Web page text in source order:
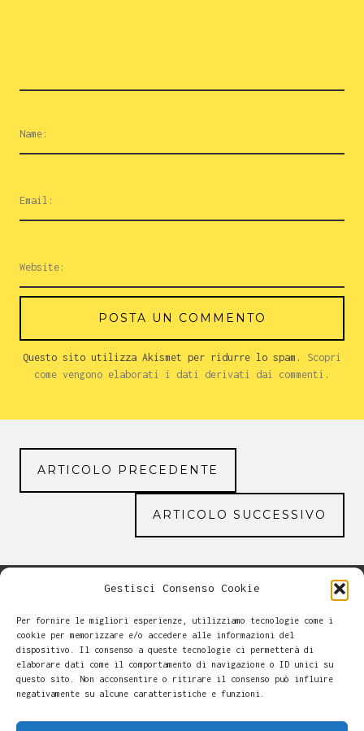
Gestisci Consenso Cookie
Per fornire le migliori esperienze, utilizziamo tecnologie come i
cookie per memorizzare e/o accedere alle informazioni del
dispositivo. Il consenso a queste tecnologie ci permetterà di
elaborare dati come il comportamento di navigazione o ID unici su
questo sito. Non acconsentire o ritirare il consenso può influire
negativamente su alcune caratteristiche e funzioni.
Questo sito utilizza Akismet per ridurre lo spam. Scopri
come vengono elaborati i dati derivati dai commenti .
ARTICOLO PRECEDENTE
ARTICOLO SUCCESSIVO